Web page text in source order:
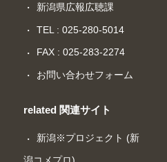
新潟県広報広聴課
TEL : 025-280-5014
FAX : 025-283-2274
お問い合わせフォーム
related 関連サイト
新潟※プロジェクト (新
潟コメプロ)